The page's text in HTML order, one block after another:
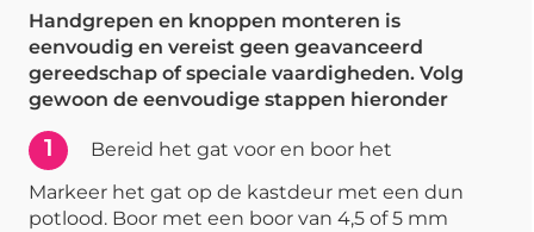
Handgrepen en knoppen monteren is
eenvoudig en vereist geen geavanceerd
gereedschap of speciale vaardigheden. Volg
gewoon de eenvoudige stappen hieronder
1
Bereid het gat voor en boor het
Markeer het gat op de kastdeur met een dun
potlood. Boor met een boor van 4,5 of 5 mm